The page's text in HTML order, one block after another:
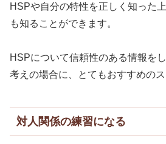
HSPや自分の特性を正しく知った
も知ることができます。
HSPについて信頼性のある情報を
考えの場合に、とてもおすすめのス
対人関係の練習になる